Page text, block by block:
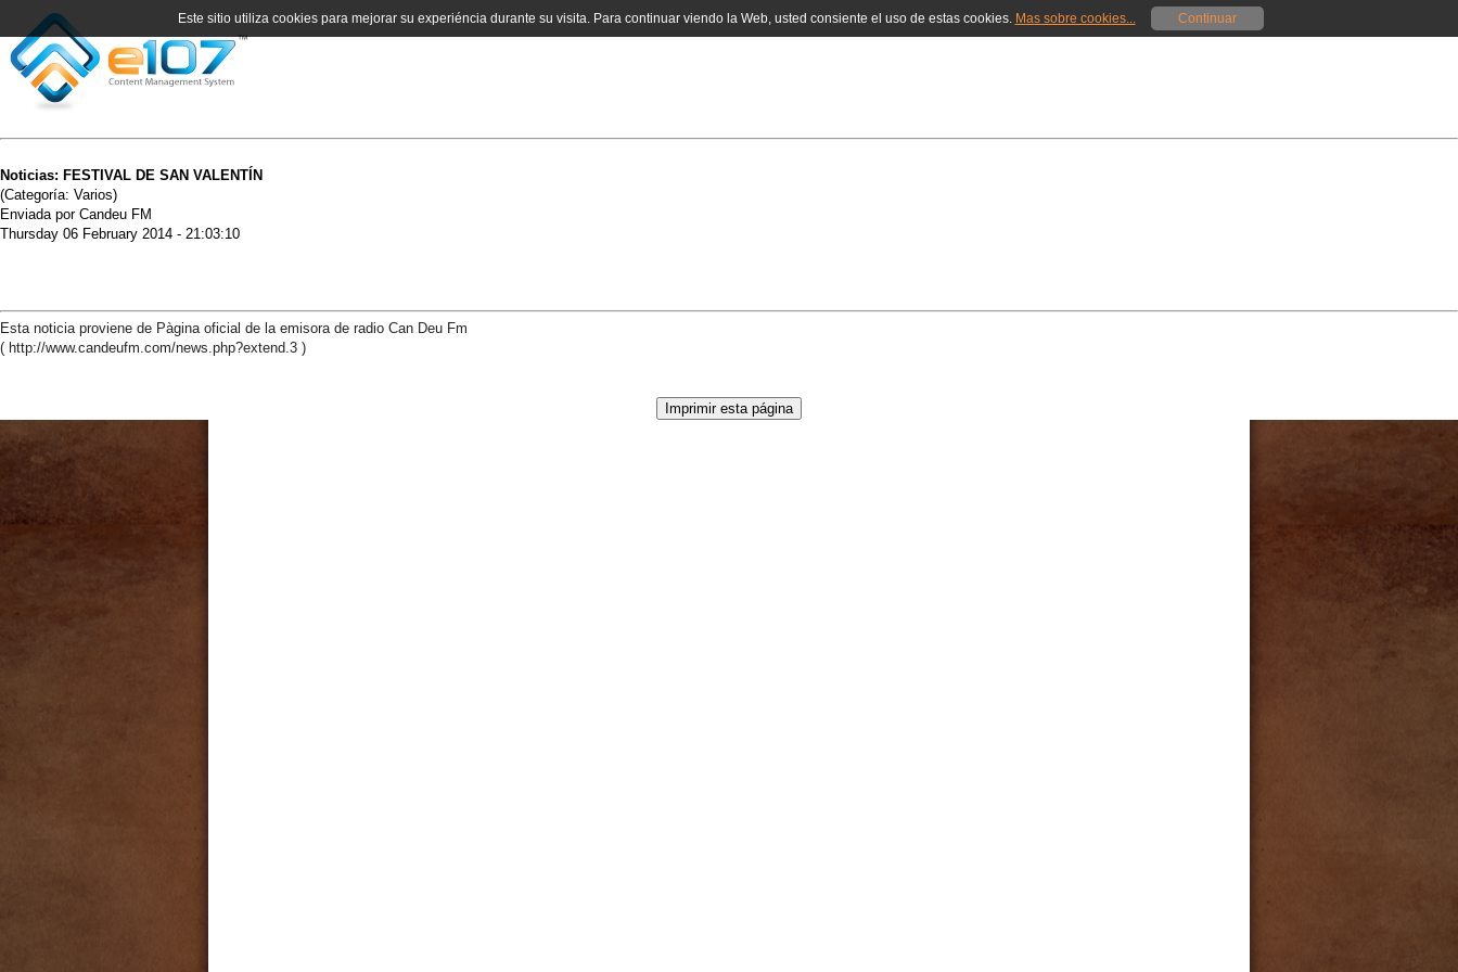
Noticias: FESTIVAL DE SAN VALENTÍN
(Categoría: Varios)
Enviada por Candeu FM
Thursday 06 February 2014 - 21:03:10
Esta noticia proviene de Pàgina oficial de la emisora de radio Can Deu Fm
( http://www.candeufm.com/news.php?extend.3 )
Este sitio utiliza cookies para mejorar su experiéncia durante su visita. Para continuar viendo la Web, usted consiente el uso de estas cookies. Mas sobre cookies... Continuar